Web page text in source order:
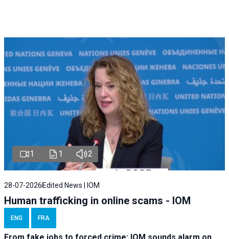
1 1 2
28-07-2026Edited News | IOM
Human trafficking in online scams - IOM
ENG FRA
From fake jobs to forced crime: IOM sounds alarm on